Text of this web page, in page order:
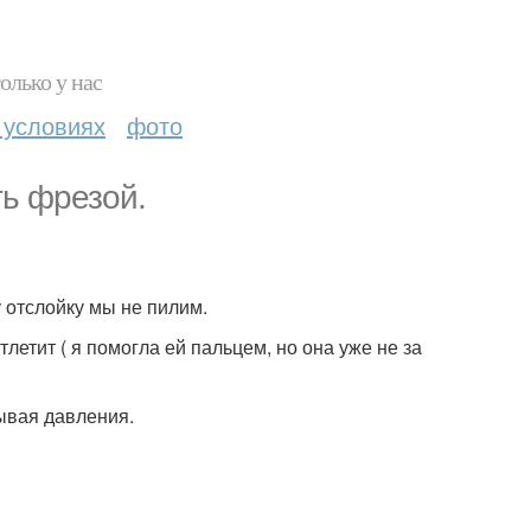
у нас
фото
фрезой.
отслойку мы не пилим.
( я помогла ей пальцем, но она уже не за
давления.